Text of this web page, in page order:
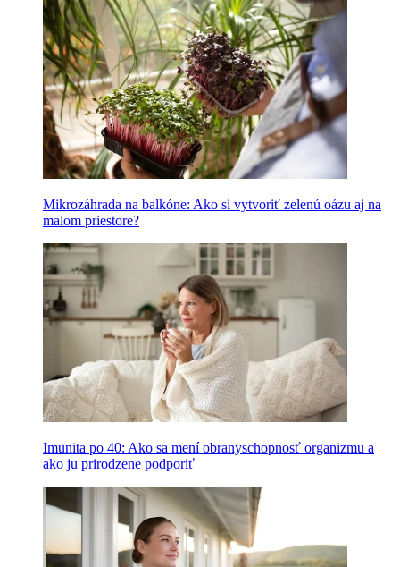
Mikrozáhrada na balkóne: Ako si vytvoriť zelenú oázu aj na
malom priestore?
Imunita po 40: Ako sa mení obranyschopnosť organizmu a
ako ju prirodzene podporiť